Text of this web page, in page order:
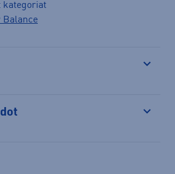
kategoriat
Balance